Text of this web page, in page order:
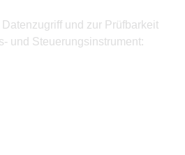
und zur Prüfbarkeit
und Steuerungsinstrument: